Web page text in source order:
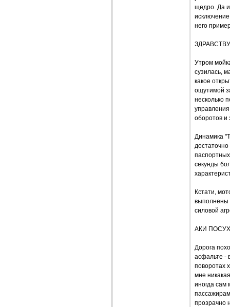
щедро. Да и
него
Утром
сузилась,
какое
ощутимой
несколько
оборотов и
Динамика
секунды
Кстати,
выполнены
силовой
АКИ
Дорога
асфальте -
поворотах
мне
иногда сам
прозрачно